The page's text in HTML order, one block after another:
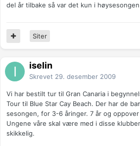
del år tilbake så var det kun i
Siter
iselin
Skrevet 29. desember 2009
Vi har bestilt tur til Gran Canaria i
Tour til Blue Star Cay Beach. Der har de
sesongen, for 3-6 åringer. 7 år og
Ungene våre skal være med i disse
skikkelig.